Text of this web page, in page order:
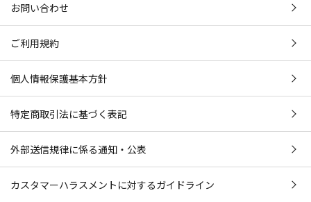
お問い合わせ
ご利用規約
個人情報保護基本方針
特定商取引法に基づく表記
外部送信規律に係る通知・公表
カスタマーハラスメントに対するガイドライン